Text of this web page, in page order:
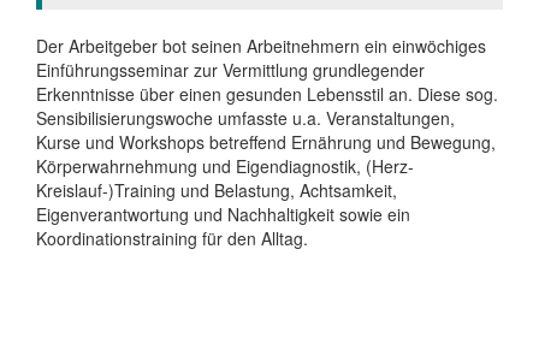
Der Arbeitgeber bot seinen Arbeitnehmern ein einwöchiges
Einführungsseminar zur Vermittlung grundlegender
Erkenntnisse über einen gesunden Lebensstil an. Diese sog.
Sensibilisierungswoche umfasste u.a. Veranstaltungen,
Kurse und Workshops betreffend Ernährung und Bewegung,
Körperwahrnehmung und Eigendiagnostik, (Herz-
Kreislauf-)Training und Belastung, Achtsamkeit,
Eigenverantwortung und Nachhaltigkeit sowie ein
Koordinationstraining für den Alltag.